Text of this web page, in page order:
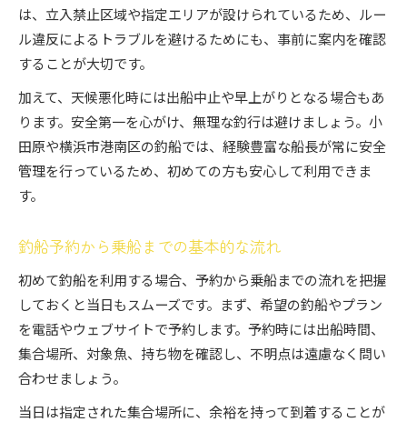
は、立入禁止区域や指定エリアが設けられているため、ルー
ル違反によるトラブルを避けるためにも、事前に案内を確認
することが大切です。
加えて、天候悪化時には出船中止や早上がりとなる場合もあ
ります。安全第一を心がけ、無理な釣行は避けましょう。小
田原や横浜市港南区の釣船では、経験豊富な船長が常に安全
管理を行っているため、初めての方も安心して利用できま
す。
釣船予約から乗船までの基本的な流れ
初めて釣船を利用する場合、予約から乗船までの流れを把握
しておくと当日もスムーズです。まず、希望の釣船やプラン
を電話やウェブサイトで予約します。予約時には出船時間、
集合場所、対象魚、持ち物を確認し、不明点は遠慮なく問い
合わせましょう。
当日は指定された集合場所に、余裕を持って到着することが